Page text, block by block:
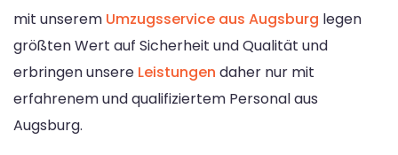
mit unserem Umzugsservice aus Augsburg legen
größten Wert auf Sicherheit und Qualität und
erbringen unsere Leistungen daher nur mit
erfahrenem und qualifiziertem Personal aus
Augsburg.